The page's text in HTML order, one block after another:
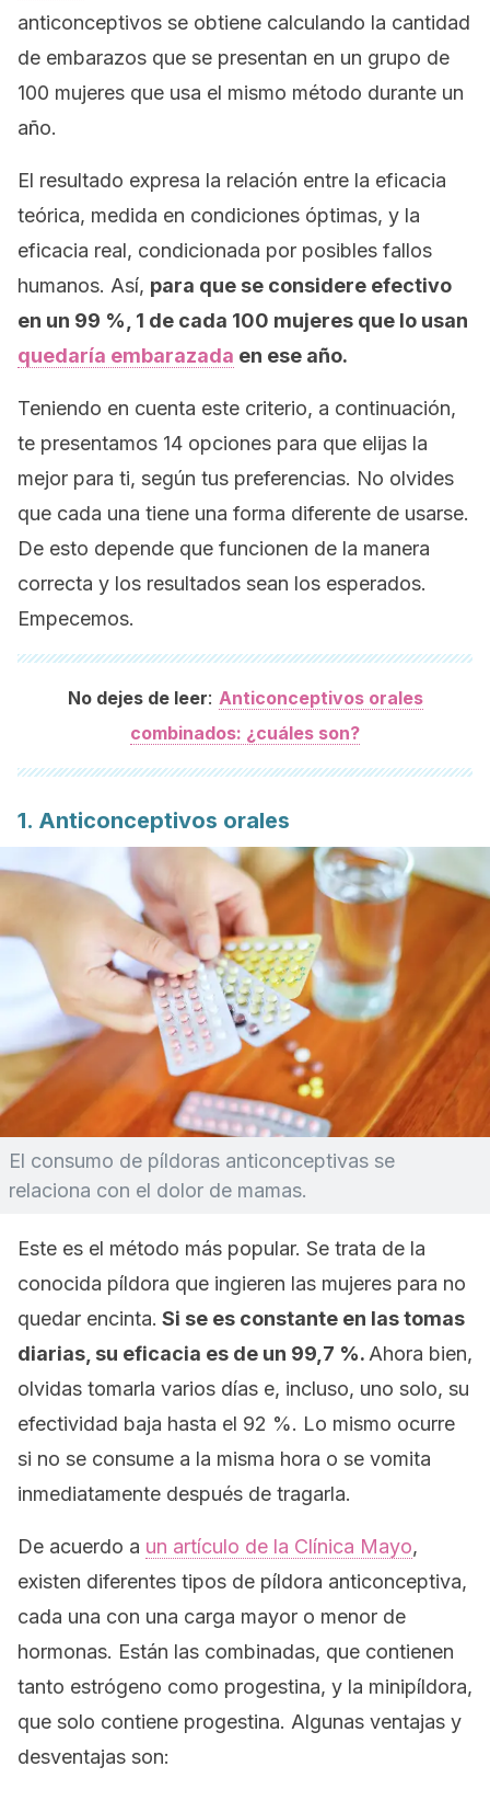
anticonceptivos se obtiene calculando la cantidad
de embarazos que se presentan en un grupo de
100 mujeres que usa el mismo método durante un
año.
El resultado expresa la relación entre la eficacia
teórica, medida en condiciones óptimas, y la
eficacia real, condicionada por posibles fallos
humanos. Así, para que se considere efectivo
en un 99 %, 1 de cada 100 mujeres que lo usan
quedaría embarazada en ese año.
Teniendo en cuenta este criterio, a continuación,
te presentamos 14 opciones para que elijas la
mejor para ti, según tus preferencias. No olvides
que cada una tiene una forma diferente de usarse.
De esto depende que funcionen de la manera
correcta y los resultados sean los esperados.
Empecemos.
No dejes de leer: Anticonceptivos orales
combinados: ¿cuáles son?
1. Anticonceptivos orales
El consumo de píldoras anticonceptivas se
relaciona con el dolor de mamas.
Este es el método más popular. Se trata de la
conocida píldora que ingieren las mujeres para no
quedar encinta. Si se es constante en las tomas
diarias, su eficacia es de un 99,7 %. Ahora bien,
olvidas tomarla varios días e, incluso, uno solo, su
efectividad baja hasta el 92 %. Lo mismo ocurre
si no se consume a la misma hora o se vomita
inmediatamente después de tragarla.
De acuerdo a un artículo de la Clínica Mayo,
existen diferentes tipos de píldora anticonceptiva,
cada una con una carga mayor o menor de
hormonas. Están las combinadas, que contienen
tanto estrógeno como progestina, y la minipíldora,
que solo contiene progestina. Algunas ventajas y
desventajas son: